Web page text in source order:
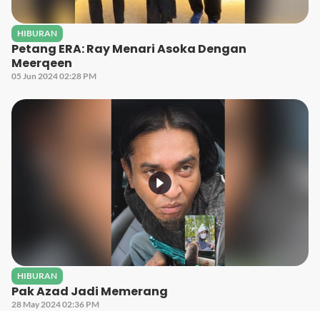
HIBURAN
Petang ERA: Ray Menari Asoka Dengan
Meerqeen
05 Jun 2024 02:28 PM
HIBURAN
Pak Azad Jadi Memerang
28 May 2024 02:36 PM